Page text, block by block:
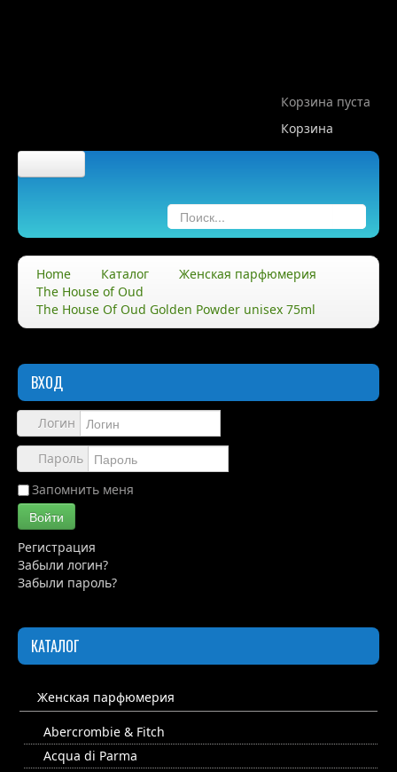
Корзина пуста
Корзина
О нас
Правила
Доставка
Обзоры
Каталог
Контакты
Home Каталог
Женская парфюмерия
The House of Oud
The House Of Oud Golden Powder unisex 75ml
ВХОД
Логин
Пароль
Запомнить меня
Войти
Регистрация
Забыли логин?
Забыли пароль?
КАТАЛОГ
Женская парфюмерия
Abercrombie & Fitch
Acqua di Parma